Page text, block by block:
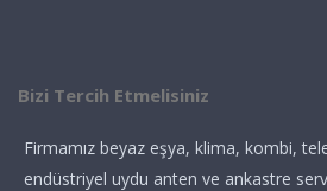
Bizi Tercih Etmelisiniz
Firmamız beyaz eşya, klima, kombi,
endüstriyel uydu anten ve ankastre